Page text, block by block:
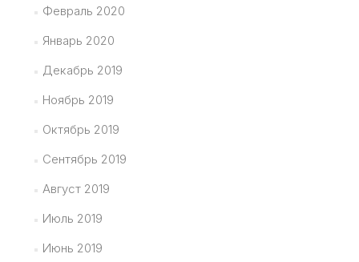
Февраль 2020
Январь 2020
Декабрь 2019
Ноябрь 2019
Октябрь 2019
Сентябрь 2019
Август 2019
Июль 2019
Июнь 2019